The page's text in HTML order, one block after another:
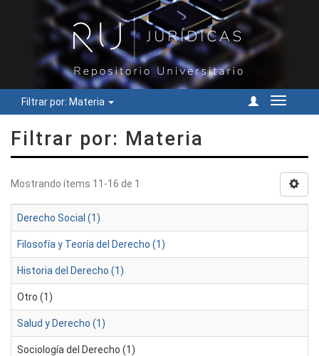
Filtrar por: Materia
Cambiar
Filtrar por: Materia
Mostrando ítems 11-16 de 1
Derecho Social (1)
Filosofía y Teoría del Derecho (1)
Historia del Derecho (1)
Otro (1)
Salud y Derecho (1)
Sociología del Derecho (1)